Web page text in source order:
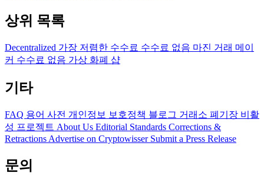
상위 목록
Decentralized 가장 저렴한 수수료 수수료 없음 마진 거래 메이
커 수수료 없음 가상 화폐 샵
기타
FAQ 용어 사전 개인정보 보호정책 블로그 거래소 폐기장 비활
성 프로젝트 About Us Editorial Standards Corrections &
Retractions Advertise on Cryptowisser Submit a Press Release
문의